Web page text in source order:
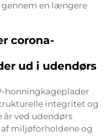
en længere
corona-
ud i udendørs
honningkageplader
integritet og
år ved udendørs
miljøforholdene og